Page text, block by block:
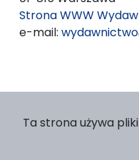
Strona WWW
e-mail:
Ta strona używa